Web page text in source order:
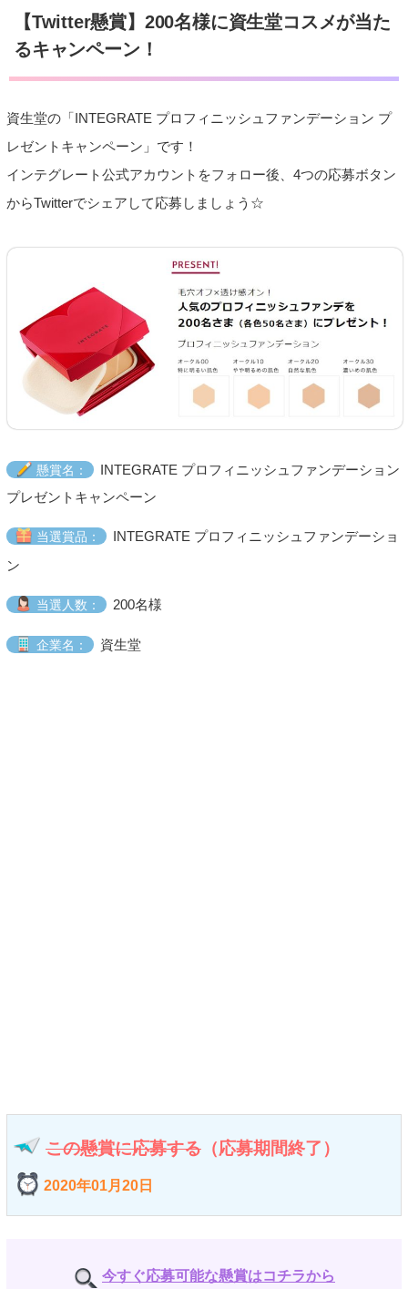
【Twitter懸賞】200名様に資生堂コスメが当た
るキャンペーン！
資生堂の「INTEGRATE プロフィニッシュファンデーション プ
レゼントキャンペーン」です！
インテグレート公式アカウントをフォロー後、4つの応募ボタン
からTwitterでシェアして応募しましょう☆
懸賞名：
INTEGRATE プロフィニッシュファンデーション
プレゼントキャンペーン
当選賞品：
INTEGRATE プロフィニッシュファンデーショ
ン
当選人数： 200名様
企業名： 資生堂
この懸賞に応募する （応募期間終了）
2020年01月20日
今すぐ応募可能な懸賞はコチラから